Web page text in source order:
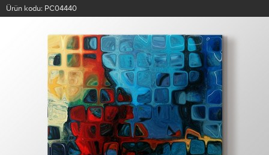
Ürün kodu: PC04440